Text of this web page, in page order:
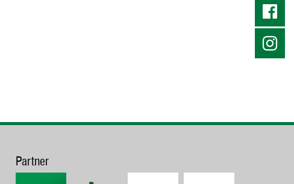
Partner